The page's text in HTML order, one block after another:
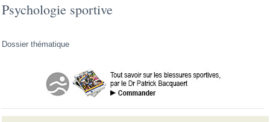
Psychologie sportive
Dossier thématique